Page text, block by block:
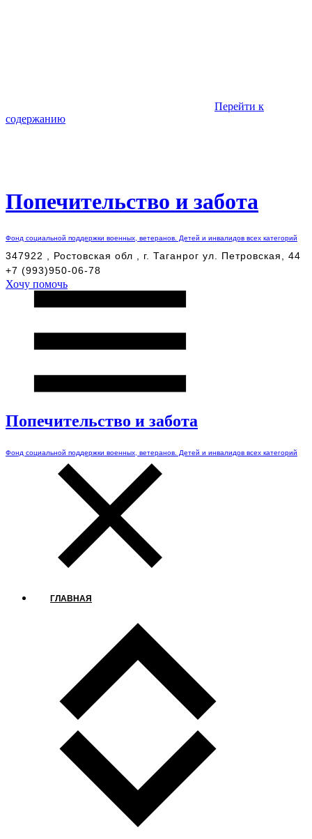
Перейти к
содержанию
Попечительство и забота
Фонд социальной поддержки военных, ветеранов. Детей и инвалидов всех категорий
347922 , Ростовская обл , г. Таганрог ул. Петровская, 44
+7 (993)950-06-78
Хочу помочь
Попечительство и забота
Фонд социальной поддержки военных, ветеранов. Детей и инвалидов всех категорий
ГЛАВНАЯ